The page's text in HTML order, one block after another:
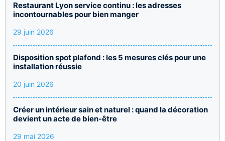
Restaurant Lyon service continu : les adresses
incontournables pour bien manger
29 juin 2026
Disposition spot plafond : les 5 mesures clés pour une
installation réussie
20 juin 2026
Créer un intérieur sain et naturel : quand la décoration
devient un acte de bien-être
29 mai 2026